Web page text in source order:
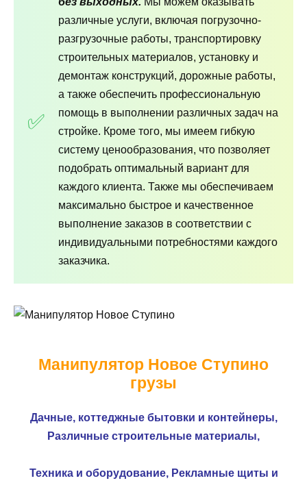
различные услуги, включая погрузочно-
разгрузочные работы, транспортировку
строительных материалов, установку и
демонтаж конструкций, дорожные работы,
а также обеспечить профессиональную
помощь в выполнении различных задач на
стройке. Кроме того, мы имеем гибкую
систему ценообразования, что позволяет
подобрать оптимальный вариант для
каждого клиента. Также мы обеспечиваем
максимально быстрое и качественное
выполнение заказов в соответствии с
индивидуальными потребностями каждого
заказчика.
Манипулятор Новое Ступино
грузы
Дачные, коттеджные бытовки и контейнеры,
Различные строительные материалы,
Техника и оборудование, Рекламные щиты и